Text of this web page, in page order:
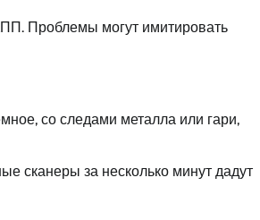
Проблемы могут имитировать
со следами металла или гари,
сканеры за несколько минут дадут